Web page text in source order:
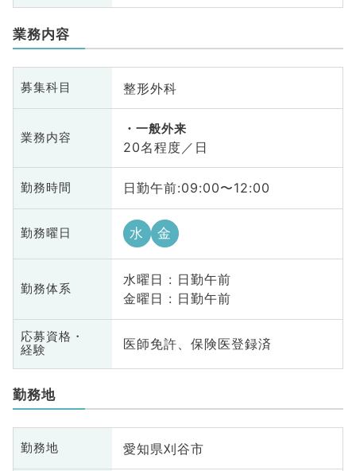
業務内容
募集科目 整形外科
業務内容
一般外来
20名程度／日
勤務時間 日勤午前:09:00〜12:00
勤務曜日 水 金
勤務体系
水曜日 : 日勤午前
金曜日 : 日勤午前
応募資格・
経験
医師免許、保険医登録済
勤務地
勤務地 愛知県刈谷市